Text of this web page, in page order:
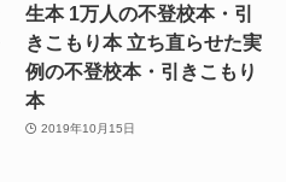
生本 1万人の不登校本・引
きこもり本 立ち直らせた実
例の不登校本・引きこもり
本
2019年10月15日